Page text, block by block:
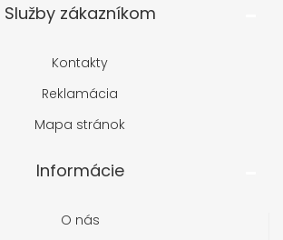
Služby zákazníkom
Kontakty
Reklamácia
Mapa stránok
Informácie
O nás